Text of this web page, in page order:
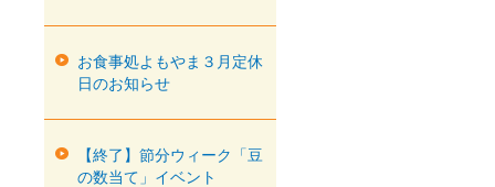
お食事処よもやま３月定休
日のお知らせ
【終了】節分ウィーク「豆
の数当て」イベント